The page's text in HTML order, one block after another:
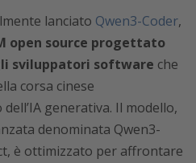
lanciato Qwen3-Coder,
open source progettato
sviluppatori software che
corsa cinese
generativa. Il modello,
denominata Qwen3-
è ottimizzato per affrontare